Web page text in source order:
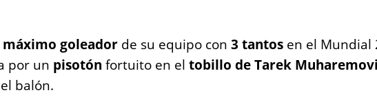
máximo goleador de su equipo con 3 tantos en el Mundial
por un pisotón fortuito en el tobillo de Tarek
balón.